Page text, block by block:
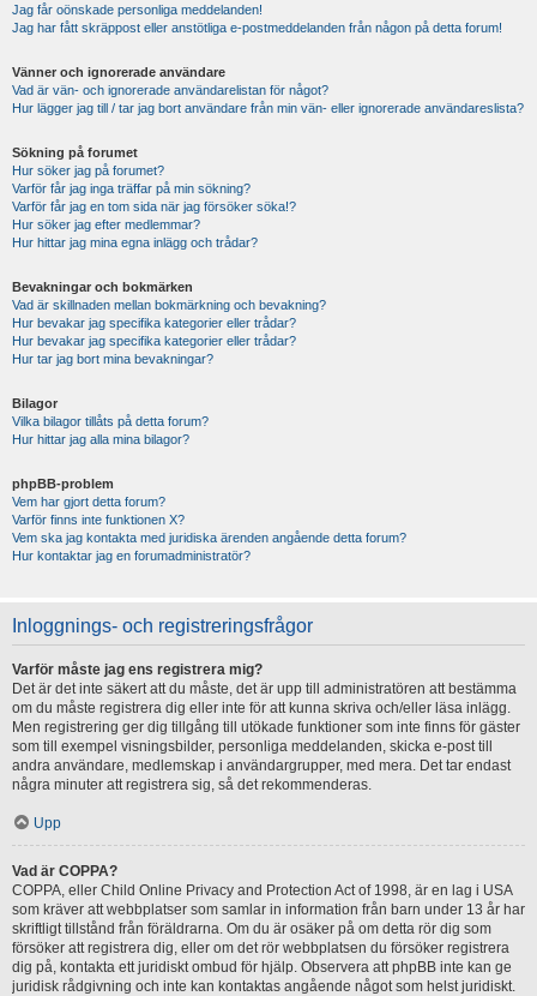
Jag får oönskade personliga meddelanden!
Jag har fått skräppost eller anstötliga e-postmeddelanden från någon på detta forum!
Vänner och ignorerade användare
Vad är vän- och ignorerade användarelistan för något?
Hur lägger jag till / tar jag bort användare från min vän- eller ignorerade användareslista?
Sökning på forumet
Hur söker jag på forumet?
Varför får jag inga träffar på min sökning?
Varför får jag en tom sida när jag försöker söka!?
Hur söker jag efter medlemmar?
Hur hittar jag mina egna inlägg och trådar?
Bevakningar och bokmärken
Vad är skillnaden mellan bokmärkning och bevakning?
Hur bevakar jag specifika kategorier eller trådar?
Hur bevakar jag specifika kategorier eller trådar?
Hur tar jag bort mina bevakningar?
Bilagor
Vilka bilagor tillåts på detta forum?
Hur hittar jag alla mina bilagor?
phpBB-problem
Vem har gjort detta forum?
Varför finns inte funktionen X?
Vem ska jag kontakta med juridiska ärenden angående detta forum?
Hur kontaktar jag en forumadministratör?
Inloggnings- och registreringsfrågor
Varför måste jag ens registrera mig?
Det är det inte säkert att du måste, det är upp till administratören att bestämma
om du måste registrera dig eller inte för att kunna skriva och/eller läsa inlägg.
Men registrering ger dig tillgång till utökade funktioner som inte finns för gäster
som till exempel visningsbilder, personliga meddelanden, skicka e-post till
andra användare, medlemskap i användargrupper, med mera. Det tar endast
några minuter att registrera sig, så det rekommenderas.
Upp
Vad är COPPA?
COPPA, eller Child Online Privacy and Protection Act of 1998, är en lag i USA
som kräver att webbplatser som samlar in information från barn under 13 år har
skriftligt tillstånd från föräldrarna. Om du är osäker på om detta rör dig som
försöker att registrera dig, eller om det rör webbplatsen du försöker registrera
dig på, kontakta ett juridiskt ombud för hjälp. Observera att phpBB inte kan ge
juridisk rådgivning och inte kan kontaktas angående något som helst juridiskt.